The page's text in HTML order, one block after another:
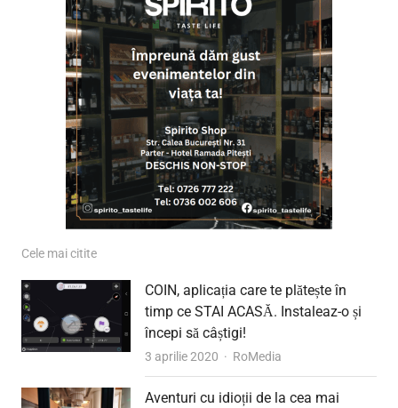
Cele mai citite
COIN, aplicația care te plătește în
timp ce STAI ACASĂ. Instaleaz-o și
începi să câștigi!
3 aprilie 2020 Author
RoMedia
Aventuri cu idioții de la cea mai